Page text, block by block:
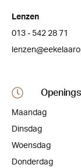
Lenzen
013 - 542 28 71
Maandag
Dinsdag
Woensdag
Donderdag